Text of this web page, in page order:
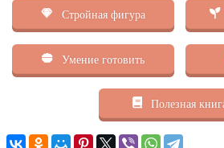
Стройная фигура
Умение готовить
Полезная